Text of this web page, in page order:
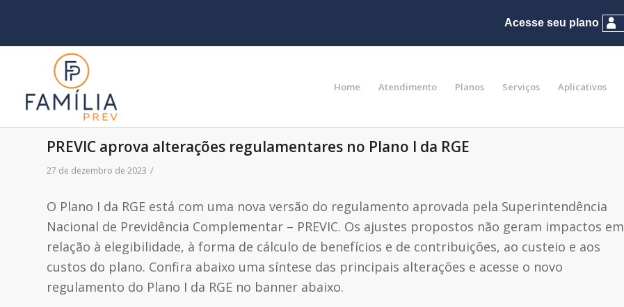
Home Atendimento Planos Serviços Aplicativos
PREVIC aprova alterações regulamentares no Plano I da RGE
27 de dezembro de 2023 /
O Plano I da RGE está com uma nova versão do regulamento aprovada pela Superintendência
Nacional de Previdência Complementar – PREVIC. Os ajustes propostos não geram impactos em
relação à elegibilidade, à forma de cálculo de benefícios e de contribuições, ao custeio e aos
custos do plano. Confira abaixo uma síntese das principais alterações e acesse o novo
regulamento do Plano I da RGE no banner abaixo.